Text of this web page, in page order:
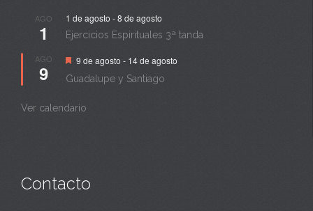
AGO
1
1 de agosto -8 de agosto
Ejercicios Espirituales 3ª tanda
AGO
9
Destacado
9 de agosto - 14 de agosto
Guadalupe y Santiago
Ver calendario
Contacto